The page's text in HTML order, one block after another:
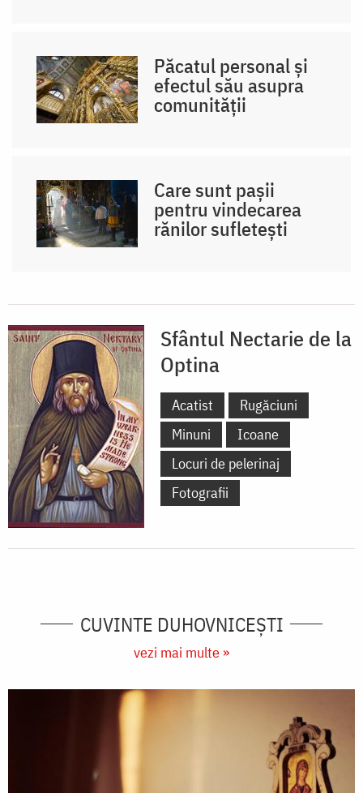
Păcatul personal și
efectul său asupra
comunității
Care sunt pașii
pentru vindecarea
rănilor sufletești
Sfântul Nectarie de la
Optina
Acatist
Rugăciuni
Minuni
Icoane
Locuri de pelerinaj
Fotografii
CUVINTE DUHOVNICEȘTI
vezi mai multe »